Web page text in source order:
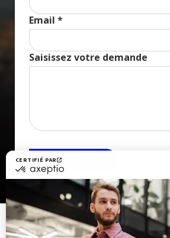
Email *
Saisissez votre demande